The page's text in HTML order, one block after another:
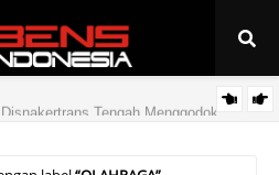
Tengah Menggodok